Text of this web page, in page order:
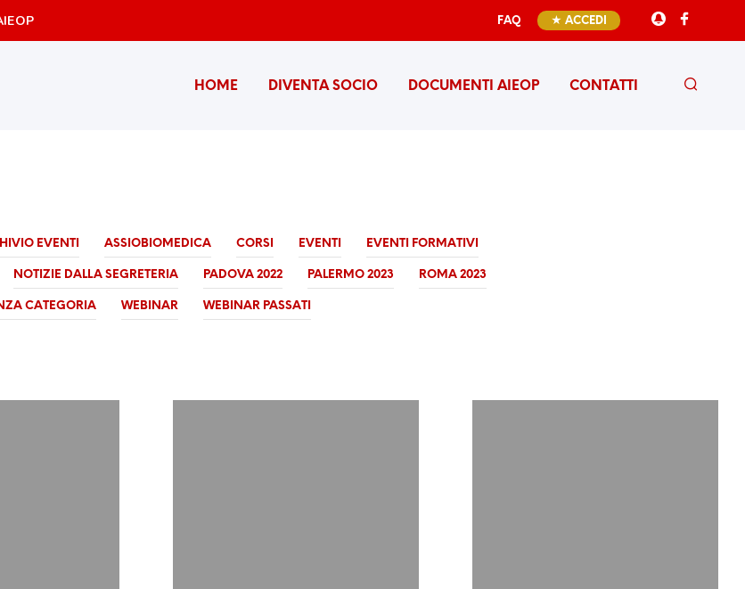
FAQ ★ ACCEDI
HOME DIVENTA SOCIO DOCUMENTI AIEOP CONTATTI
EVENTI ASSIOBIOMEDICA CORSI EVENTI EVENTI FORMATIVI
NOTIZIE DALLA SEGRETERIA PADOVA 2022 PALERMO 2023 ROMA 2023
CATEGORIA WEBINAR WEBINAR PASSATI